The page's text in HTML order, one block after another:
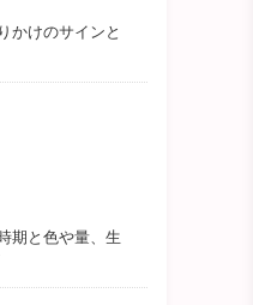
かけのサインと
期と色や量、生